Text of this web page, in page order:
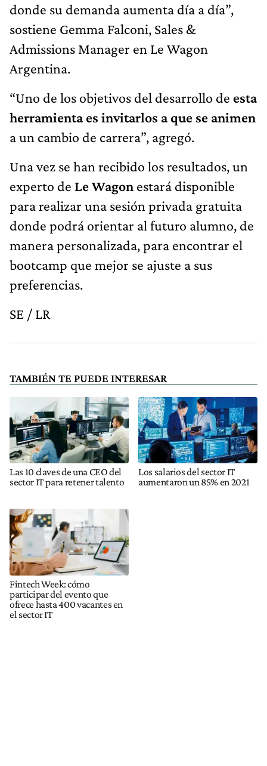
donde su demanda aumenta día a día”,
sostiene Gemma Falconi, Sales &
Admissions Manager en Le Wagon
Argentina.
“Uno de los objetivos del desarrollo de esta
herramienta es invitarlos a que se animen
a un cambio de carrera”, agregó.
Una vez se han recibido los resultados, un
experto de Le Wagon estará disponible
para realizar una sesión privada gratuita
donde podrá orientar al futuro alumno, de
manera personalizada, para encontrar el
bootcamp que mejor se ajuste a sus
preferencias.
SE / LR
TAMBIÉN TE PUEDE INTERESAR
Las 10 claves de una CEO del
sector IT para retener talento
Los salarios del sector IT
aumentaron un 85% en 2021
Fintech Week: cómo
participar del evento que
ofrece hasta 400 vacantes en
el sector IT